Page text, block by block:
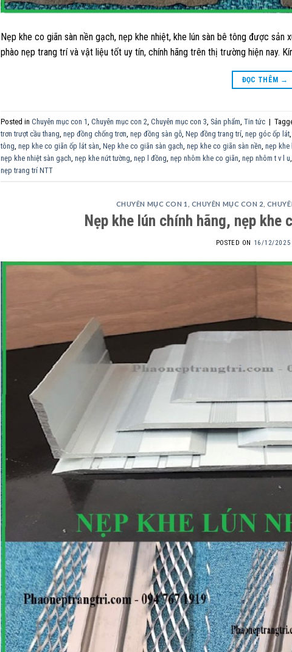
Nẹp khe co giãn sàn nền gạch, nẹp khe nhiệt, khe lún sàn bê tông được
phào nẹp trang trí và vật liệu tốt uy tín, chính hãng trên thị trường hiện nay.
ĐỌC THÊM →
Posted in Chuyên mục con 1 Chuyên mục con 2 Chuyên mục con 3 Sản phẩm Tin tức |
trơn trượt cầu thang nẹp đồng chống trơn nẹp đồng sàn gỗ Nẹp đồng trang trí nẹp góc ốp lát
tông nẹp khe co giãn ốp lát sàn Nẹp khe co giãn sàn gạch nẹp khe co giãn sàn nền nẹp khe
nẹp khe nhiệt sàn gạch nẹp khe nứt tường nẹp l đồng nẹp nhôm khe co giãn nẹp nhôm t v l u
nẹp trang trí NTT
CHUYÊN MỤC CON 1 CHUYÊN MỤC CON 2
Nẹp khe lún chính hãng, nẹp khe
POSTED ON 16/12/2025